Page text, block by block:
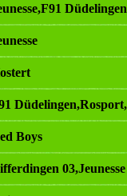
Boys
03,Jeunesse